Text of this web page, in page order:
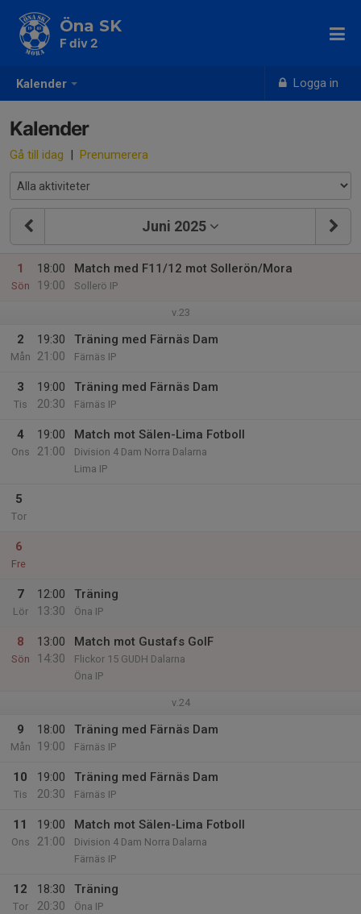
Kalender Logga in
Öna SK
F div 2
Kalender
Gå till idag | Prenumerera
Juni 2025
1
Sön
18:00
19:00
Match med F11/12 mot Sollerön/Mora
Sollerö IP
v.23
2
Mån
19:30
21:00
Träning med Färnäs Dam
Färnäs IP
3
Tis
19:00
20:30
Träning med Färnäs Dam
Färnäs IP
4
Ons
19:00
21:00
Match mot Sälen-Lima Fotboll
Division 4 Dam Norra Dalarna
Lima IP
5
Tor
6
Fre
7
Lör
12:00
13:30
Träning
Öna IP
8
Sön
13:00
14:30
Match mot Gustafs GoIF
Flickor 15 GUDH Dalarna
Öna IP
v.24
9
Mån
18:00
19:00
Träning med Färnäs Dam
Färnäs IP
10
Tis
19:00
20:30
Träning med Färnäs Dam
Färnäs IP
11
Ons
19:00
21:00
Match mot Sälen-Lima Fotboll
Division 4 Dam Norra Dalarna
Färnäs IP
12
Tor
18:30
20:30
Träning
Öna IP